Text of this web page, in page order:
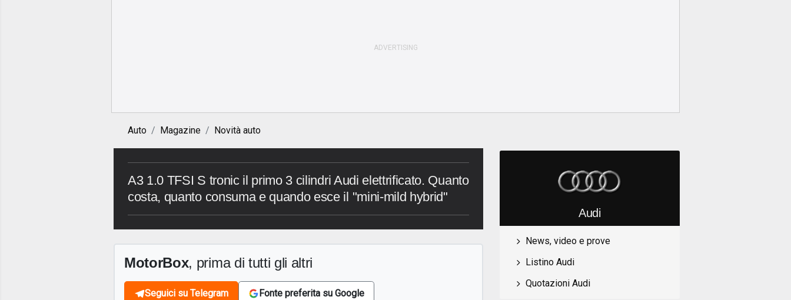
Auto Magazine Novità auto
A3 1.0 TFSI S tronic il primo 3 cilindri Audi elettrificato. Quanto
costa, quanto consuma e quando esce il "mini-mild hybrid"
MotorBox, prima di tutti gli altri
Seguici su Telegram Fonte preferita su Google
Audi
News, video e prove
Listino Audi
Quotazioni Audi